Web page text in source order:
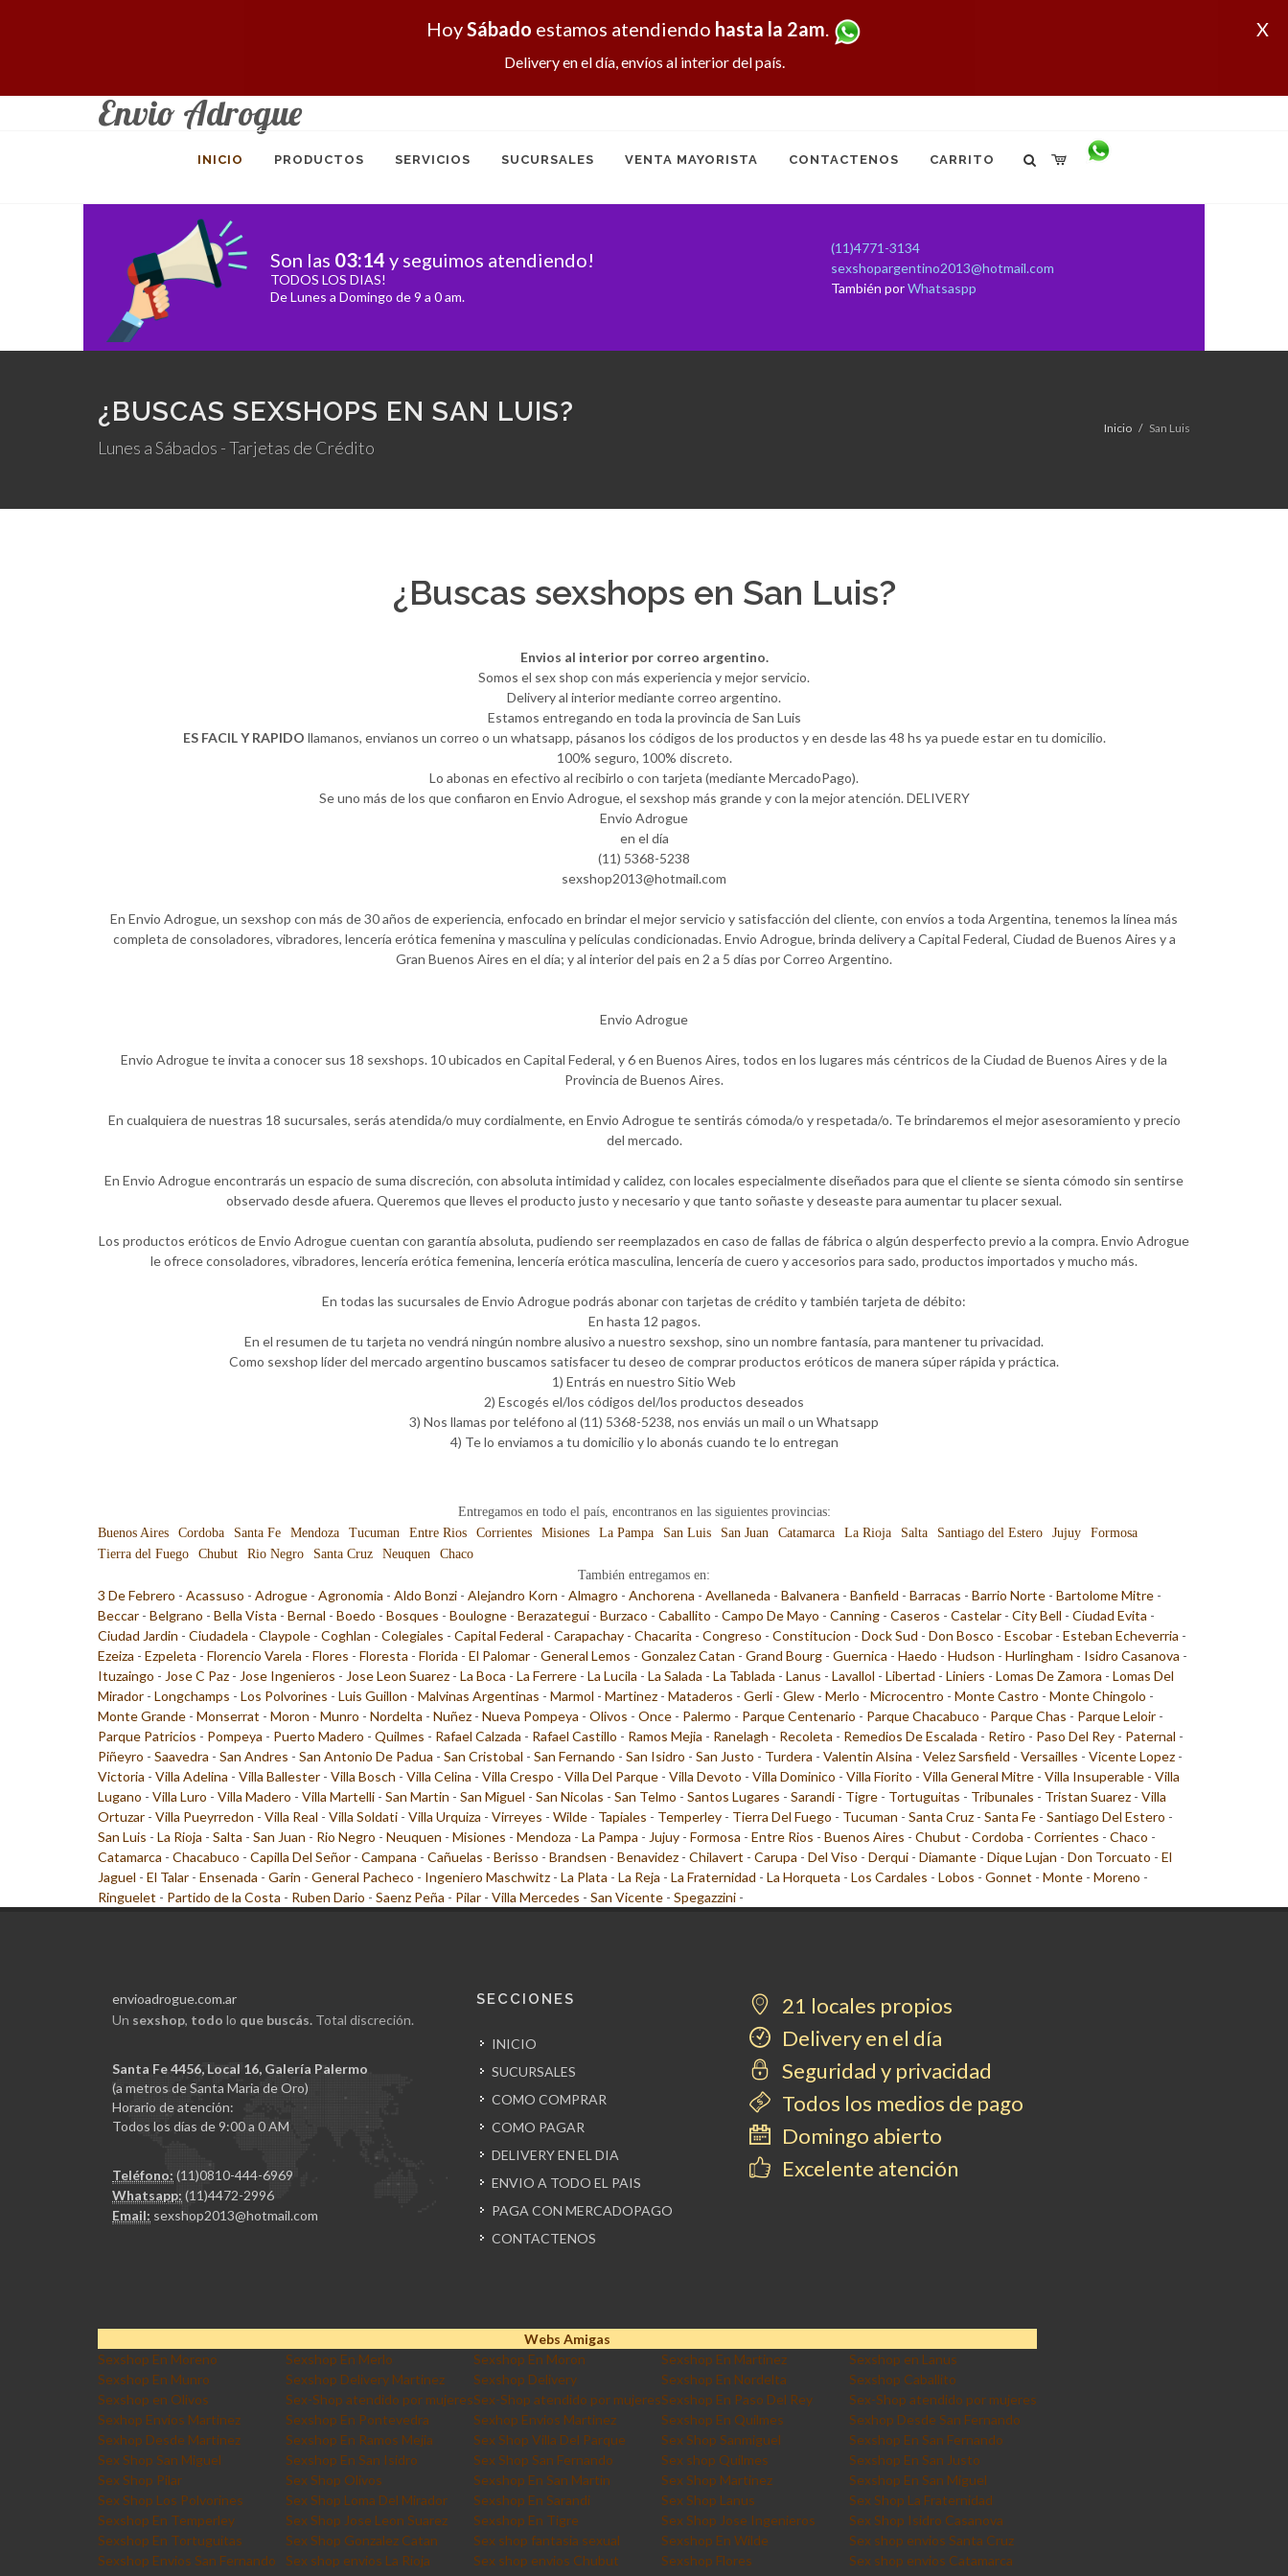
X
HoySábado estamos atendiendo hasta la 2am.
Delivery en el día, envíos al interior del país.
Envio Adrogue
INICIO PRODUCTOS SERVICIOS SUCURSALES VENTA MAYORISTA CONTACTENOS CARRITO
Son las 03:14 y seguimos atendiendo!
TODOS LOS DIAS!
De Lunes a Domingo de 9 a 0 am.
(11)4771-3134
sexshopargentino2013@hotmail.com
También porWhatsaspp
¿BUSCAS SEXSHOPS EN SAN LUIS?
Lunes a Sábados - Tarjetas de Crédito
Inicio San Luis
¿Buscas sexshops en San Luis?
Envios al interior por correo argentino.
Somos el sex shop con más experiencia y mejor servicio.
Delivery al interior mediante correo argentino.
Estamos entregando en toda la provincia de San Luis
ES FACIL Y RAPIDO llamanos, envianos un correo o un whatsapp, pásanos los códigos de los productos y en desde las 48 hs ya puede estar en tu domicilio.
100% seguro, 100% discreto.
Lo abonas en efectivo al recibirlo o con tarjeta (mediante MercadoPago).
Se uno más de los que confiaron en Envio Adrogue, el sexshop más grande y con la mejor atención. DELIVERY
Envio Adrogue
en el día
(11) 5368-5238
sexshop2013@hotmail.com
En Envio Adrogue, un sexshop con más de 30 años de experiencia, enfocado en brindar el mejor servicio y satisfacción del cliente, con envíos a toda Argentina, tenemos la línea más
completa de consoladores, vibradores, lencería erótica femenina y masculina y películas condicionadas. Envio Adrogue, brinda delivery a Capital Federal, Ciudad de Buenos Aires y a
Gran Buenos Aires en el día; y al interior del pais en 2 a 5 días por Correo Argentino.
Envio Adrogue
Envio Adrogue te invita a conocer sus 18 sexshops. 10 ubicados en Capital Federal, y 6 en Buenos Aires, todos en los lugares más céntricos de la Ciudad de Buenos Aires y de la
Provincia de Buenos Aires.
En cualquiera de nuestras 18 sucursales, serás atendida/o muy cordialmente, en Envio Adrogue te sentirás cómoda/o y respetada/o. Te brindaremos el mejor asesoramiento y precio
del mercado.
En Envio Adrogue encontrarás un espacio de suma discreción, con absoluta intimidad y calidez, con locales especialmente diseñados para que el cliente se sienta cómodo sin sentirse
observado desde afuera. Queremos que lleves el producto justo y necesario y que tanto soñaste y deseaste para aumentar tu placer sexual.
Los productos eróticos de Envio Adrogue cuentan con garantía absoluta, pudiendo ser reemplazados en caso de fallas de fábrica o algún desperfecto previo a la compra. Envio Adrogue
le ofrece consoladores, vibradores, lencería erótica femenina, lencería erótica masculina, lencería de cuero y accesorios para sado, productos importados y mucho más.
En todas las sucursales de Envio Adrogue podrás abonar con tarjetas de crédito y también tarjeta de débito:
En hasta 12 pagos.
En el resumen de tu tarjeta no vendrá ningún nombre alusivo a nuestro sexshop, sino un nombre fantasía, para mantener tu privacidad.
Como sexshop líder del mercado argentino buscamos satisfacer tu deseo de comprar productos eróticos de manera súper rápida y práctica.
1) Entrás en nuestro Sitio Web
2) Escogés el/los códigos del/los productos deseados
3) Nos llamas por teléfono al (11) 5368-5238, nos enviás un mail o un Whatsapp
4) Te lo enviamos a tu domicilio y lo abonás cuando te lo entregan
Entregamos en todo el país, encontranos en las siguientes provincias:
Buenos Aires
Cordoba Santa Fe Mendoza Tucuman Entre Rios Corrientes Misiones La Pampa San Luis San Juan Catamarca La Rioja Salta Santiago del Estero Jujuy
Formosa
Tierra del Fuego
Chubut Rio Negro Santa Cruz Neuquen
Chaco
También entregamos en:
3 De Febrero - Acassuso - Adrogue - Agronomia - Aldo Bonzi - Alejandro Korn - Almagro - Anchorena - Avellaneda - Balvanera - Banfield - Barracas - Barrio Norte - Bartolome Mitre -
Beccar - Belgrano - Bella Vista - Bernal - Boedo - Bosques - Boulogne - Berazategui - Burzaco - Caballito - Campo De Mayo - Canning - Caseros - Castelar - City Bell - Ciudad Evita -
Ciudad Jardin - Ciudadela - Claypole - Coghlan - Colegiales - Capital Federal - Carapachay - Chacarita - Congreso - Constitucion - Dock Sud - Don Bosco - Escobar - Esteban Echeverria -
Ezeiza - Ezpeleta - Florencio Varela - Flores - Floresta - Florida - El Palomar - General Lemos - Gonzalez Catan - Grand Bourg - Guernica - Haedo - Hudson - Hurlingham - Isidro Casanova -
Ituzaingo - Jose C Paz - Jose Ingenieros - Jose Leon Suarez - La Boca - La Ferrere - La Lucila - La Salada - La Tablada - Lanus - Lavallol - Libertad - Liniers - Lomas De Zamora - Lomas Del
Mirador - Longchamps - Los Polvorines - Luis Guillon - Malvinas Argentinas - Marmol - Martinez - Mataderos - Gerli - Glew - Merlo - Microcentro - Monte Castro - Monte Chingolo -
Monte Grande - Monserrat - Moron - Munro - Nordelta - Nuñez - Nueva Pompeya - Olivos - Once - Palermo - Parque Centenario - Parque Chacabuco - Parque Chas - Parque Leloir -
Parque Patricios - Pompeya - Puerto Madero - Quilmes - Rafael Calzada - Rafael Castillo - Ramos Mejia - Ranelagh - Recoleta - Remedios De Escalada - Retiro - Paso Del Rey - Paternal -
Piñeyro - Saavedra - San Andres - San Antonio De Padua - San Cristobal - San Fernando - San Isidro - San Justo - Turdera - Valentin Alsina - Velez Sarsfield - Versailles - Vicente Lopez -
Victoria - Villa Adelina - Villa Ballester - Villa Bosch - Villa Celina - Villa Crespo - Villa Del Parque - Villa Devoto - Villa Dominico - Villa Fiorito - Villa General Mitre - Villa Insuperable - Villa
Lugano - Villa Luro - Villa Madero - Villa Martelli - San Martin - San Miguel - San Nicolas - San Telmo - Santos Lugares - Sarandi - Tigre - Tortuguitas - Tribunales - Tristan Suarez - Villa
Ortuzar - Villa Pueyrredon - Villa Real - Villa Soldati - Villa Urquiza - Virreyes - Wilde - Tapiales - Temperley - Tierra Del Fuego - Tucuman - Santa Cruz - Santa Fe - Santiago Del Estero -
San Luis - La Rioja - Salta - San Juan - Rio Negro - Neuquen - Misiones - Mendoza - La Pampa - Jujuy - Formosa - Entre Rios - Buenos Aires - Chubut - Cordoba - Corrientes - Chaco -
Catamarca - Chacabuco - Capilla Del Señor - Campana - Cañuelas - Berisso - Brandsen - Benavidez - Chilavert - Carupa - Del Viso - Derqui - Diamante - Dique Lujan - Don Torcuato - El
Jaguel - El Talar - Ensenada - Garin - General Pacheco - Ingeniero Maschwitz - La Plata - La Reja - La Fraternidad - La Horqueta - Los Cardales - Lobos - Gonnet - Monte - Moreno -
Ringuelet - Partido de la Costa - Ruben Dario - Saenz Peña - Pilar - Villa Mercedes - San Vicente - Spegazzini -
envioadrogue.com.ar
Un sexshop, todo lo que buscás. Total discreción.
Santa Fe 4456, Local 16, Galería Palermo
(a metros de Santa Maria de Oro)
Horario de atención:
Todos los días de 9:00 a 0 AM
Teléfono: (11)0810-444-6969
Whatsapp: (11)4472-2996
Email: sexshop2013@hotmail.com
SECCIONES
INICIO
SUCURSALES
COMO COMPRAR
COMO PAGAR
DELIVERY EN EL DIA
ENVIO A TODO EL PAIS
PAGA CON MERCADOPAGO
CONTACTENOS
21 locales propios
Delivery en el día
Seguridad y privacidad
Todos los medios de pago
Domingo abierto
Excelente atención
Webs Amigas
Sexshop En Moreno
Sexshop En Merlo Sexshop En Moron Sexshop En Martinez
Sexshop en Lanus
Sexshop En Munro
Sexshop Delivery Martinez Sexshop Delivery Sexshop En Nordelta
Sexshop Caballito
Sexshop en Olivos
Sex-Shop atendido por mujeresSex-Shop atendido por mujeresSexshop En Paso Del Rey
Sex-Shop atendido por mujeres
Sexhop Envios Martinez
Sexshop En Pontevedra Sexhop Envios Martinez Sexshop En Quilmes
Sexhop Desde San Fernando
Sexhop Desde Martinez
Sexshop En Ramos Mejia Sex Shop Villa Del Parque Sex Shop Sanmiguel
Sexshop En San Fernando
Sex Shop San Miguel
Sexshop En San Isidro Sex Shop San Fernando Sex shop Quilmes
Sexshop En San Justo
Sex Shop Pilar
Sex Shop Olivos Sexshop En San Martin Sex Shop Martinez
Sexshop En San Miguel
Sex Shop Los Polvorines
Sex Shop Loma Del Mirador Sexshop En Sarandi Sex Shop Lanus
Sex Shop La Fraternidad
Sexshop En Temperley
Sex Shop Jose Leon Suarez Sexshop En Tigre Sex Shop Jose Ingenieros
Sex Shop Isidro Casanova
Sexshop En Tortuguitas
Sex Shop Gonzalez Catan Sex shop fantasia sexual Sexshop En Wilde
Sex shop envios Santa Cruz
Sexshop Envios San Fernando
Sex shop envios La Rioja Sex shop envios Chubut Sexshop Flores
Sex shop envios Catamarca